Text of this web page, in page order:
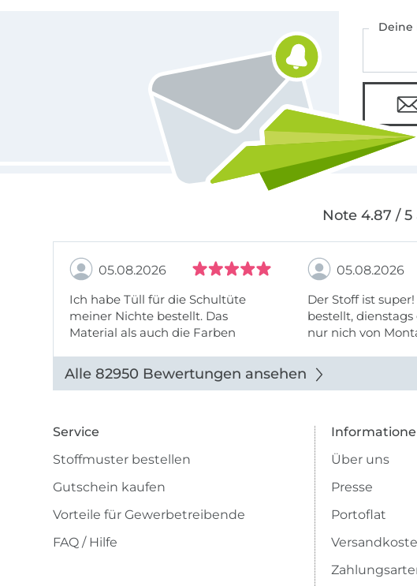
Deine
Note 4.87 /
05.08.2026
Ich habe Tüll für die Schultüte
meiner Nichte bestellt. Das
Material als auch die Farben
Abbildung u sieht toll aus. Die
Lieferung erfolgte zügig u auch
05.08.2026
Der Stoff ist
bestellt,
nur nich von
Alle 82950 Bewertungen ansehen
Service
Stoffmuster bestellen
Gutschein kaufen
Vorteile für Gewerbetreibende
FAQ / Hilfe
Über uns
Presse
Portoflat